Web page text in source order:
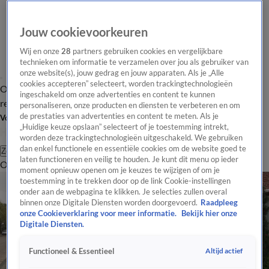
Overzicht Laatste nieuws Regionieuws Het beste van Hart
Tip de
redactie
Volg Hart van Nederland
Zoeken
OverzichtRegioUitzendingenWeerTip de redactiePanelVideo's
Jouw cookievoorkeuren
Wij en onze28 partners gebruiken cookies en vergelijkbare
technieken om informatie te verzamelen over jou als gebruiker van
onze website(s), jouw gedrag en jouw apparaten. Als je „Alle
cookies accepteren” selecteert, worden trackingtechnologieën
ingeschakeld om onze advertenties en content te kunnen
personaliseren, onze producten en diensten te verbeteren en om
de prestaties van advertenties en content te meten. Als je
„Huidige keuze opslaan” selecteert of je toestemming intrekt,
worden deze trackingtechnologieën uitgeschakeld. We gebruiken
dan enkel functionele en essentiële cookies om de website goed te
laten functioneren en veilig te houden. Je kunt dit menu op ieder
moment opnieuw openen om je keuzes te wijzigen of om je
toestemming in te trekken door op de link Cookie-instellingen
onder aan de webpagina te klikken. Je selecties zullen overal
binnen onze Digitale Diensten worden doorgevoerd. Raadpleeg
onze Cookieverklaring voor meer informatie.
Bekijk hier onze
Digitale Diensten.
Functioneel & Essentieel Altijd actief